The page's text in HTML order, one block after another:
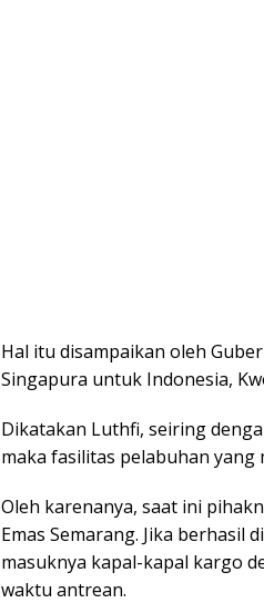
Hal itu disampaikan oleh
Singapura untuk Indonesia,
Dikatakan Luthfi, seiring
maka fasilitas pelabuhan
Oleh karenanya, saat ini
Emas Semarang. Jika berhasil
masuknya kapal-kapal kargo
waktu antrean.